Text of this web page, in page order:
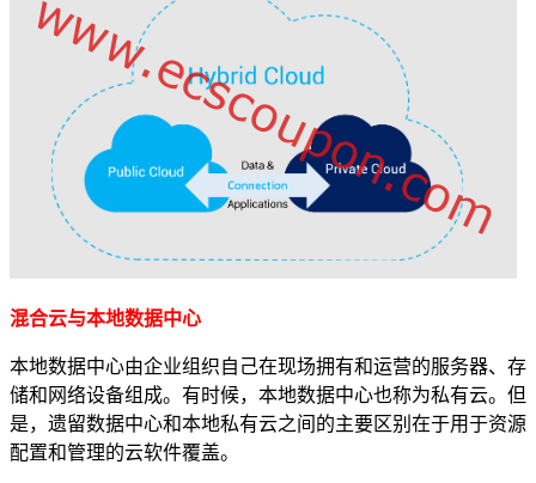
混合云与本地数据中心
本地数据中心由企业组织自己在现场拥有和运营的服务器、存
储和网络设备组成。有时候，本地数据中心也称为私有云。但
是，遗留数据中心和本地私有云之间的主要区别在于用于资源
配置和管理的云软件覆盖。